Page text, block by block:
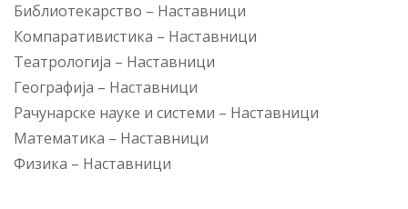
Библиотекарство – Наставници
Компаративистика – Наставници
Театрологија – Наставници
Географија – Наставници
Рачунарске науке и системи – Наставници
Математика – Наставници
Физика – Наставници